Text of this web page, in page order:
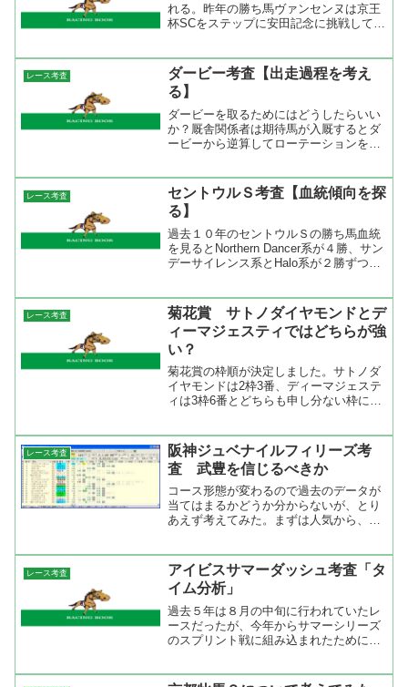
れる。昨年の勝ち馬ヴァンセンヌは京王
杯SCをステップに安田記念に挑戦して2
ンプラチナは暮れの香港マイルでコンマ
4秒差の7着。直...
レース考査
ダービー考査【出走過程を考え
る】
ダービーを取るためにはどうしたらいい
か？厩舎関係者は期待馬が入厩するとダ
ービーから逆算してローテーションを組
れ、ダービーを勝つ為の教育を馬に施
し、それをクリアした馬でダ...
レース考査
セントウルＳ考査【血統傾向を探
る】
過去１０年のセントウルＳの勝ち馬血統
を見るとNorthern Dancer系が４勝、サン
デーサイレンス系とHalo系が２勝ずつに
ってくる。母父で...
レース考査
菊花賞 サトノダイヤモンドとデ
ィーマジェスティではどちらが強
い？
菊花賞の枠順が決定しました。サトノダ
イヤモンドは2枠3番、ディーマジェステ
ィは3枠6番とどちらも申し分ない枠に決
が、内容的には皐月賞を勝ったディーマ
ジェスティの方が上...
レース考査
阪神ジュベナイルフィリーズ考
査 武豊を信じるべきか
コース形態が変わるので過去のデータが
当てはまるかどうか分からないが、とり
あえず考えてみた。まずは人気から、過
３人気がトップ。５人気以下が６勝２着
９回だから荒れるレースと...
レース考査
アイビスサマーダッシュ考査「タ
イム分析」
過去５年は８月の中旬に行われていたレ
ースだったが、今年からサマーシリーズ
のスプリント戦に組み込まれたために夏
とも速かったのがカルストンライトオが